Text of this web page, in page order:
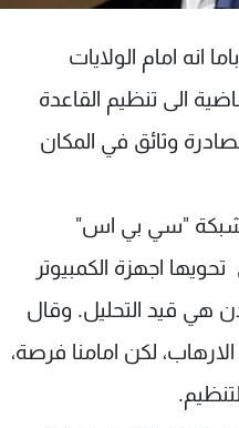
انه امام الولايات
الى تنظيم القاعدة
وثائق في المكان
شبكة "سي بي اس"
تحويها اجهزة الكمبيوتر
هي قيد التحليل. وقال
لكن امامنا فرصة،
معنا